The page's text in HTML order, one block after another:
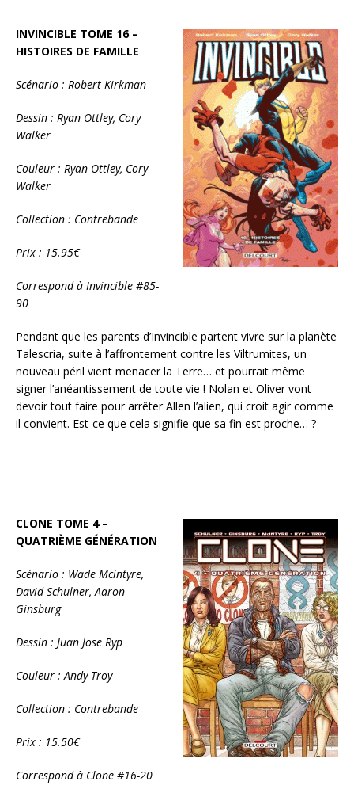
INVINCIBLE TOME 16 –
HISTOIRES DE FAMILLE
Scénario : Robert Kirkman
Dessin : Ryan Ottley, Cory
Walker
Couleur : Ryan Ottley, Cory
Walker
Collection : Contrebande
Prix : 15.95€
Correspond à Invincible #85-
90
Pendant que les parents d’Invincible partent vivre sur la planète
Talescria, suite à l’affrontement contre les Viltrumites, un
nouveau péril vient menacer la Terre… et pourrait même
signer l’anéantissement de toute vie ! Nolan et Oliver vont
devoir tout faire pour arrêter Allen l’alien, qui croit agir comme
il convient. Est-ce que cela signifie que sa fin est proche… ?
CLONE TOME 4 –
QUATRIÈME GÉNÉRATION
Scénario : Wade Mcintyre,
David Schulner, Aaron
Ginsburg
Dessin : Juan Jose Ryp
Couleur : Andy Troy
Collection : Contrebande
Prix : 15.50€
Correspond à Clone #16-20